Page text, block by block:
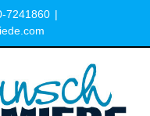
7241860 |